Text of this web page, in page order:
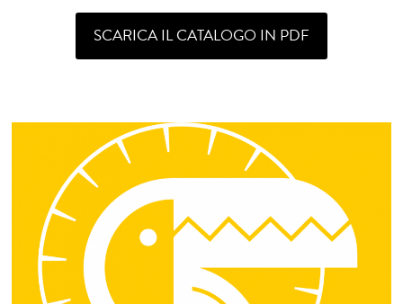
SCARICA IL CATALOGO IN PDF